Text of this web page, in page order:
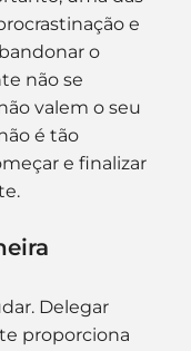
e
o
não se
valem o seu
é tão
e finalizar
Delegar
proporciona